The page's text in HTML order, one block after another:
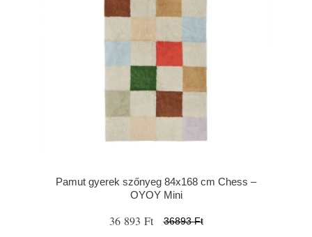
Pamut gyerek szőnyeg 84x168 cm Chess –
OYOY Mini
36 893 Ft 36893 Ft